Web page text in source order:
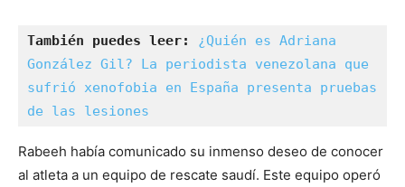
También puedes leer:
¿Quién es Adriana
González Gil? La periodista venezolana que
sufrió xenofobia en España presenta pruebas
de las lesiones
Rabeeh había comunicado su inmenso deseo de conocer
al atleta a un equipo de rescate saudí. Este equipo operó